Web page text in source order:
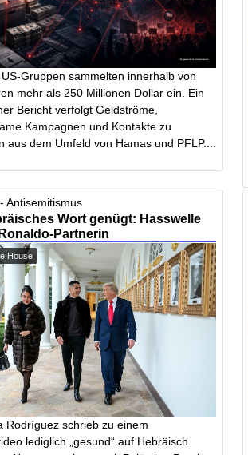
Gruppen sammelten innerhalb von
mehr als 250 Millionen Dollar ein. Ein
Bericht verfolgt Geldströme,
Kampagnen und Kontakte zu
aus dem Umfeld von Hamas und PFLP....
Antisemitismus
Wort genügt: Hasswelle
Partnerin
House
Rodríguez schrieb zu einem
lediglich „gesund“ auf Hebräisch.